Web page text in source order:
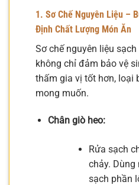
1. Sơ Chế Nguyên Liệu –
Định Chất Lượng Món Ăn
Sơ chế nguyên liệu
không chỉ đảm bảo vệ
thấm gia vị tốt hơn, loại
mong muốn.
Chân giò heo:
Rửa sạch
chảy. Dùng
sạch phần